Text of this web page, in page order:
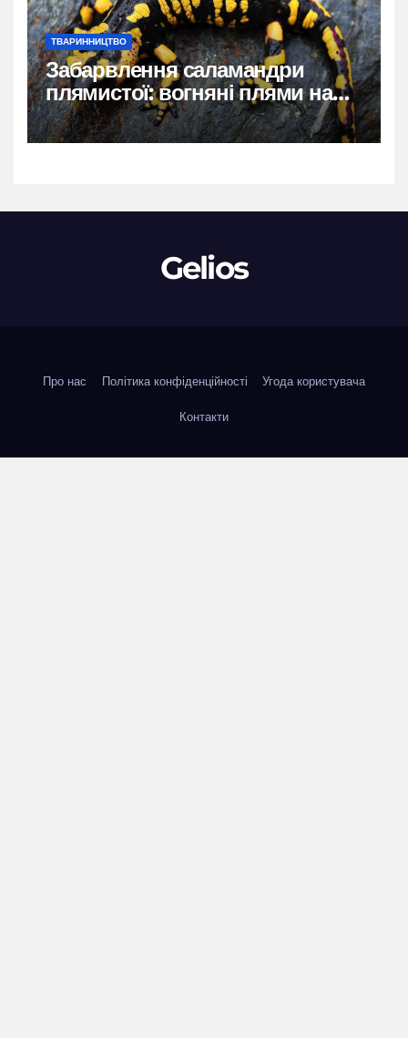
ТВАРИННИЦТВО
Забарвлення саламандри
плямистої: вогняні плями на
чорному тлі
Gelios
Про нас Політика конфіденційності Угода користувача
Контакти